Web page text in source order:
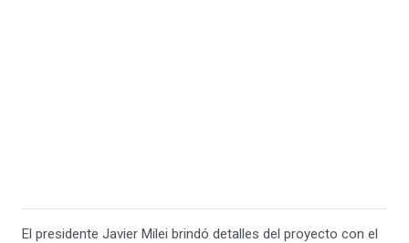
El presidente Javier Milei brindó detalles del proyecto con el